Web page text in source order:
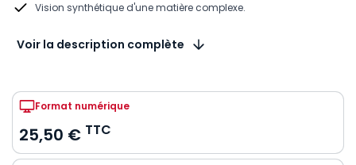
Vision synthétique d'une matière complexe​.
Voir la description complète
Format numérique
25,50 € TTC